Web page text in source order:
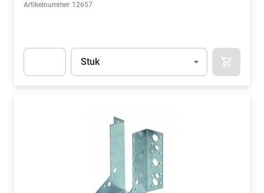
Artikelnummer 12657
Eenheid
Stuk